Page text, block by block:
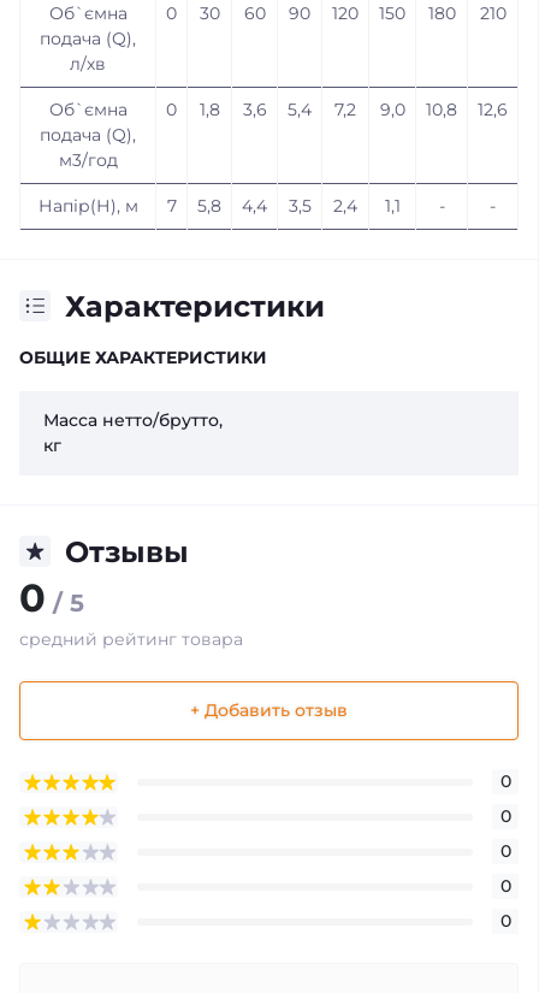
Об`ємна
подача (Q),
л/хв
0 30 60 90 120 150 180 210
Об`ємна
подача (Q),
м3/год
0 1,8 3,6 5,4 7,2 9,0 10,8 12,6
Напір(Н), м 7 5,8 4,4 3,5 2,4 1,1 - -
Характеристики
ОБЩИЕ ХАРАКТЕРИСТИКИ
Масса нетто/брутто,
кг
Отзывы
0 / 5
средний рейтинг товара
+ Добавить отзыв
0
0
0
0
0